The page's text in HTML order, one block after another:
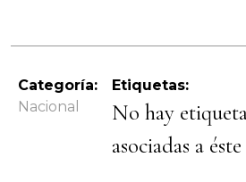
Categoría:
Nacional
Etiquetas:
No hay
asociadas a